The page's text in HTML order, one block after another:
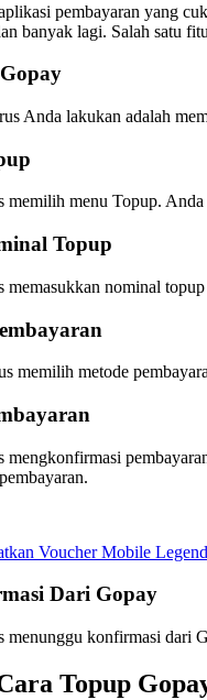
pembayaran yang
banyak lagi. Salah satu
Anda lakukan adalah
memilih menu Topup.
Topup
memasukkan nominal
memilih metode
mengkonfirmasi
Voucher Mobile
Dari Gopay
menunggu konfirmasi dari
Topup